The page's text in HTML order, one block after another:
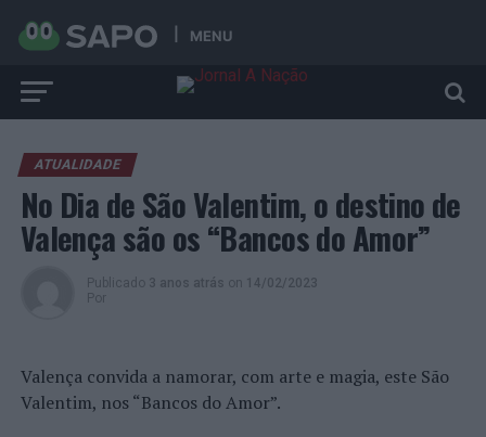
MENU
ATUALIDADE
No Dia de São Valentim, o destino de
Valença são os “Bancos do Amor”
Publicado 3 anos atrás on 14/02/2023
Por
Valença convida a namorar, com arte e magia, este São
Valentim, nos “Bancos do Amor”.